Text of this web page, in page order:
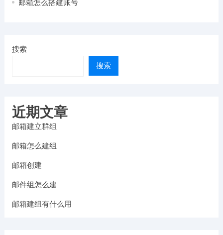
邮箱怎么搭建账号
搜索
搜索
近期文章
邮箱建立群组
邮箱怎么建组
邮箱创建
邮件组怎么建
邮箱建组有什么用